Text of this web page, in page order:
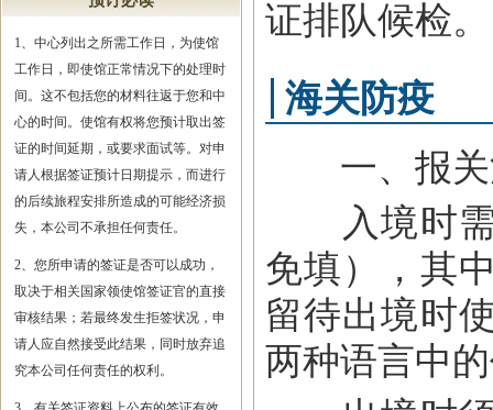
1、中心列出之所需工作日，为使馆
工作日，即使馆正常情况下的处理时
间。这不包括您的材料往返于您和中
心的时间。使馆有权将您预计取出签
证的时间延期，或要求面试等。对申
请人根据签证预计日期提示，而进行
的后续旅程安排所造成的可能经济损
失，本公司不承担任何责任。
2、您所申请的签证是否可以成功，
取决于相关国家领使馆签证官的直接
审核结果；若最终发生拒签状况，申
请人应自然接受此结果，同时放弃追
究本公司任何责任的权利。
证排队候检。
海关防疫
一、报关
入境时需
免填），其
留待出境时
两种语言中